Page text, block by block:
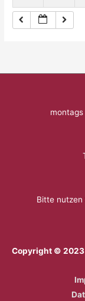
Bitte nutzen
Copyright © 2023